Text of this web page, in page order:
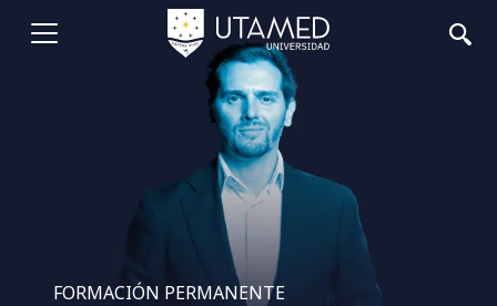
Abrir
FORMACIÓN PERMANENTE